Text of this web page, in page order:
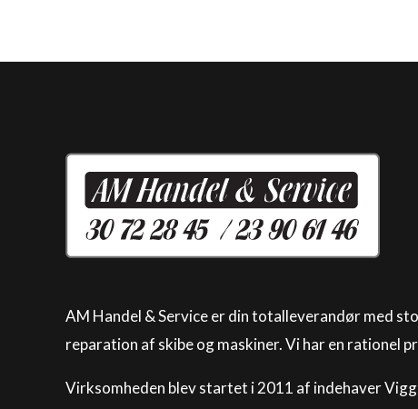
AM Handel & Service er din totalleverandør med
reparation af skibe og maskiner. Vi har en rationel
Virksomheden blev startet i 2011 af indehaver